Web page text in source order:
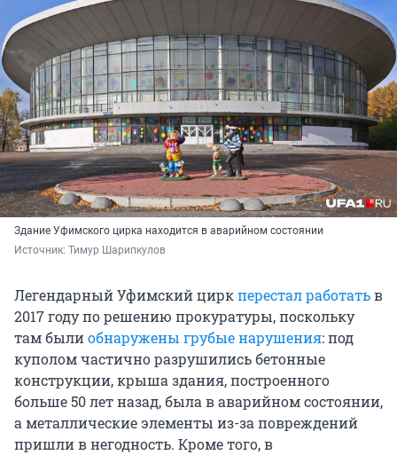
Здание Уфимского цирка находится в аварийном состоянии
Источник: Тимур Шарипкулов
Легендарный Уфимский циркперестал работатьв
2017 году по решению прокуратуры, поскольку
там былиобнаружены грубые нарушения: под
куполом частично разрушились бетонные
конструкции, крыша здания, построенного
больше 50 лет назад, была в аварийном состоянии,
а металлические элементы из-за повреждений
пришли в негодность. Кроме того, в